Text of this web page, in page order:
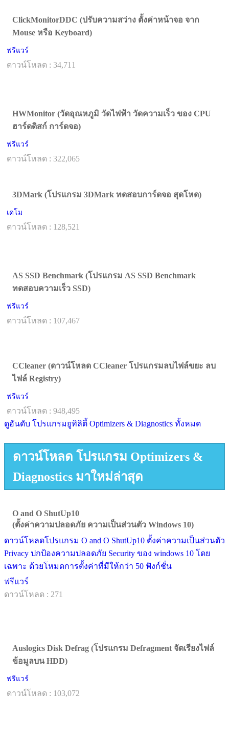
ClickMonitorDDC (ปรับความสว่าง ตั้งค่าหน้าจอ จาก
Mouse หรือ Keyboard)
ฟรีแวร์
ดาวน์โหลด : 34,711
HWMonitor (วัดอุณหภูมิ วัดไฟฟ้า วัดความเร็ว ของ CPU
ฮาร์ดดิสก์ การ์ดจอ)
ฟรีแวร์
ดาวน์โหลด : 322,065
3DMark (โปรแกรม 3DMark ทดสอบการ์ดจอ สุดโหด)
เดโม
ดาวน์โหลด : 128,521
AS SSD Benchmark (โปรแกรม AS SSD Benchmark
ทดสอบความเร็ว SSD)
ฟรีแวร์
ดาวน์โหลด : 107,467
CCleaner (ดาวน์โหลด CCleaner โปรแกรมลบไฟล์ขยะ ลบ
ไฟล์ Registry)
ฟรีแวร์
ดาวน์โหลด : 948,495
ดูอันดับ โปรแกรมยูทิลิตี้ Optimizers & Diagnostics ทั้งหมด
ดาวน์โหลด โปรแกรม Optimizers &
Diagnostics มาใหม่ล่าสุด
O and O ShutUp10
(ตั้งค่าความปลอดภัย ความเป็นส่วนตัว Windows 10)
ดาวน์โหลดโปรแกรม O and O ShutUp10 ตั้งค่าความเป็นส่วนตัว
Privacy ปกป้องความปลอดภัย Security ของ windows 10 โดย
เฉพาะ ด้วยโหมดการตั้งค่าที่มีให้กว่า 50 ฟังก์ชั่น
ฟรีแวร์
ดาวน์โหลด : 271
Auslogics Disk Defrag (โปรแกรม Defragment จัดเรียงไฟล์
ข้อมูลบน HDD)
ฟรีแวร์
ดาวน์โหลด : 103,072